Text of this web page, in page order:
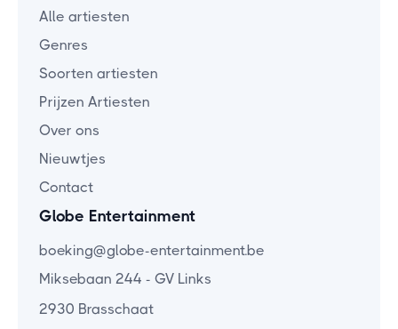
Alle artiesten
Genres
Soorten artiesten
Prijzen Artiesten
Over ons
Nieuwtjes
Contact
Globe Entertainment
boeking@globe-entertainment.be
Miksebaan 244 - GV Links
2930 Brasschaat